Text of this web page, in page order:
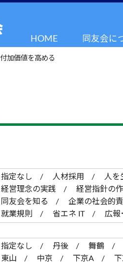
HOME 同友会に
付加価値を高める
指定なし 人材採用 人を
経営理念の実践
経営指針の
同友会を知る
企業の社会的
就業規則
省エネ IT 広報
指定なし 丹後 舞鶴
東山
中京 下京A